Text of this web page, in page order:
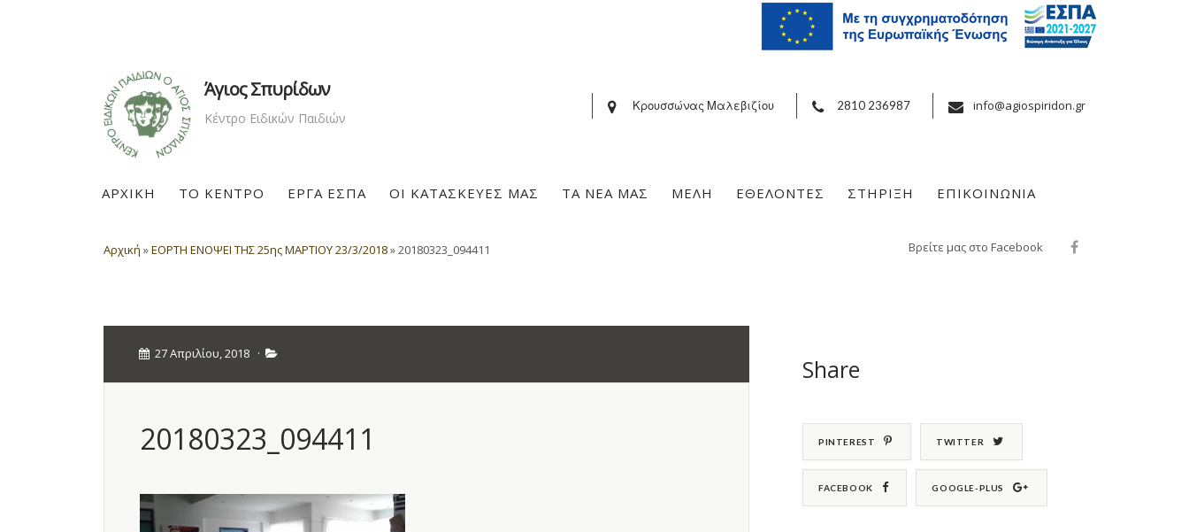
Άγιος Σπυρίδων
Κέντρο Ειδικών Παιδιών
Κρουσσώνας Μαλεβιζίου 2810 236987 info@agiospiridon.gr
ΑΡΧΙΚΗ ΤΟ ΚΕΝΤΡΟ ΕΡΓΑ ΕΣΠΑ ΟΙ ΚΑΤΑΣΚΕΥΕΣ ΜΑΣ ΤΑ ΝΕΑ ΜΑΣ ΜΕΛΗ ΕΘΕΛΟΝΤΕΣ ΣΤΗΡΙΞΗ ΕΠΙΚΟΙΝΩΝΙΑ
Αρχική »ΕΟΡΤΗ ΕΝΟΨΕΙ ΤΗΣ 25ης ΜΑΡΤΙΟΥ 23/3/2018»20180323_094411 Βρείτε μας στο Facebook
27 Απριλίου, 2018 ·
20180323_094411
Share
PINTEREST TWITTER
FACEBOOK GOOGLE-PLUS